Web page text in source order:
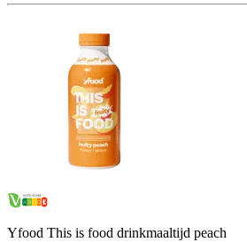
Yfood This is food drinkmaaltijd peach